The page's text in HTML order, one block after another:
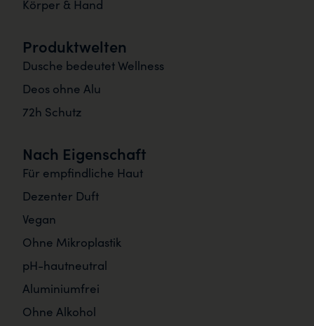
Körper & Hand
Produktwelten
Dusche bedeutet Wellness
Deos ohne Alu
72h Schutz
Nach Eigenschaft
Für empfindliche Haut
Dezenter Duft
Vegan
Ohne Mikroplastik
pH-hautneutral
Aluminiumfrei
Ohne Alkohol